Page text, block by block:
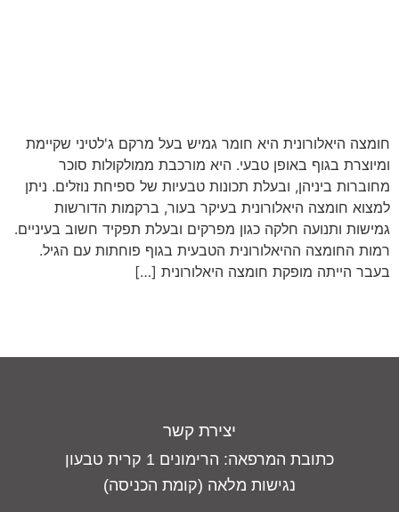
חומצה היאלורונית היא חומר גמיש בעל מרקם ג'לטיני שקיימת
ומיוצרת בגוף באופן טבעי. היא מורכבת ממולקולות סוכר
מחוברות ביניהן, ובעלת תכונות טבעיות של ספיחת נוזלים. ניתן
למצוא חומצה היאלורונית בעיקר בעור, ברקמות הדורשות
גמישות ותנועה חלקה כגון מפרקים ובעלת תפקיד חשוב בעיניים.
רמות החומצה ההיאלורונית הטבעית בגוף פוחתות עם הגיל.
בעבר הייתה מופקת חומצה היאלורונית […]
יצירת קשר
כתובת המרפאה: הרימונים 1 קרית טבעון
נגישות מלאה (קומת הכניסה)